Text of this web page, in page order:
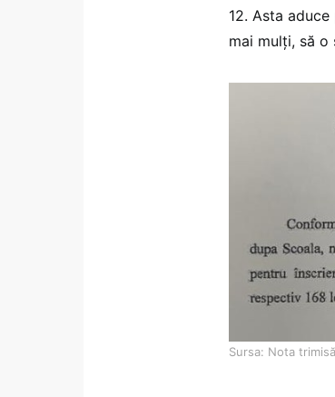
12. Asta
mai mulți, să o
Sursa: Nota